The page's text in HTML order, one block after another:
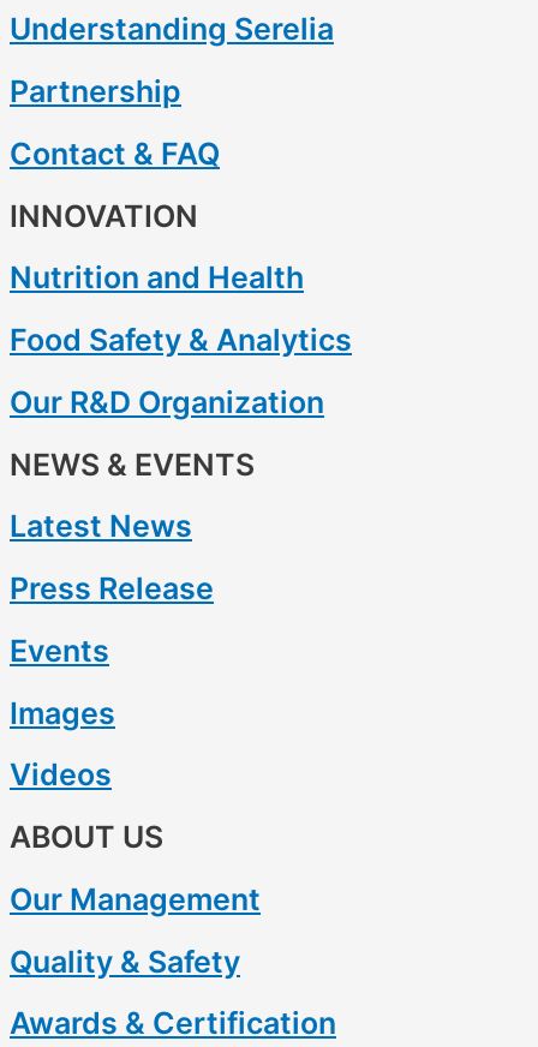
Understanding Serelia
Partnership
Contact & FAQ
INNOVATION
Nutrition and Health
Food Safety & Analytics
Our R&D Organization
NEWS & EVENTS
Latest News
Press Release
Events
Images
Videos
ABOUT US
Our Management
Quality & Safety
Awards & Certification